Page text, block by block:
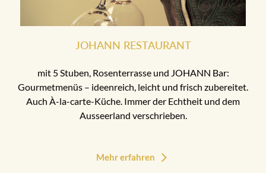
JOHANN RESTAURANT
mit 5 Stuben, Rosenterrasse und JOHANN Bar:
Gourmetmenüs – ideenreich, leicht und frisch zubereitet.
Auch À-la-carte-Küche. Immer der Echtheit und dem
Ausseerland verschrieben.
Mehr erfahren